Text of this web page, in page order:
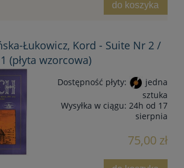
do koszyka
Łukowicz, Kord - Suite Nr 2 /
(płyta wzorcowa)
Dostępność płyty:
jedna
sztuka
Wysyłka w ciągu: 24h od 17
sierpnia
75,00 zł